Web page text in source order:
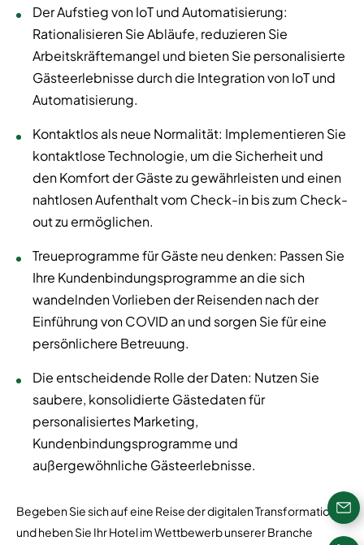
Der Aufstieg von IoT und Automatisierung:
Rationalisieren Sie Abläufe, reduzieren Sie
Arbeitskräftemangel und bieten Sie personalisierte
Gästeerlebnisse durch die Integration von IoT und
Automatisierung.
Kontaktlos als neue Normalität: Implementieren Sie
kontaktlose Technologie, um die Sicherheit und
den Komfort der Gäste zu gewährleisten und einen
nahtlosen Aufenthalt vom Check-in bis zum Check-
out zu ermöglichen.
Treueprogramme für Gäste neu denken: Passen Sie
Ihre Kundenbindungsprogramme an die sich
wandelnden Vorlieben der Reisenden nach der
Einführung von COVID an und sorgen Sie für eine
persönlichere Betreuung.
Die entscheidende Rolle der Daten: Nutzen Sie
saubere, konsolidierte Gästedaten für
personalisiertes Marketing,
Kundenbindungsprogramme und
außergewöhnliche Gästeerlebnisse.
Begeben Sie sich auf eine Reise der digitalen Transformation
und heben Sie Ihr Hotel im Wettbewerb unserer Branche